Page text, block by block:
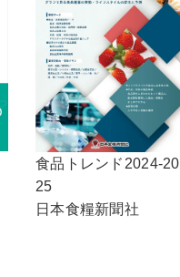
食品トレンド2024-20
25
日本食糧新聞社